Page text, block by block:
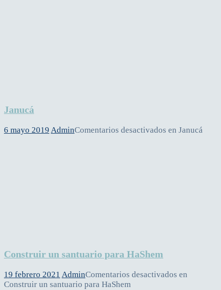
Janucá
6 mayo 2019 AdminComentarios desactivados en Janucá
Construir un santuario para HaShem
19 febrero 2021 AdminComentarios desactivados en
Construir un santuario para HaShem